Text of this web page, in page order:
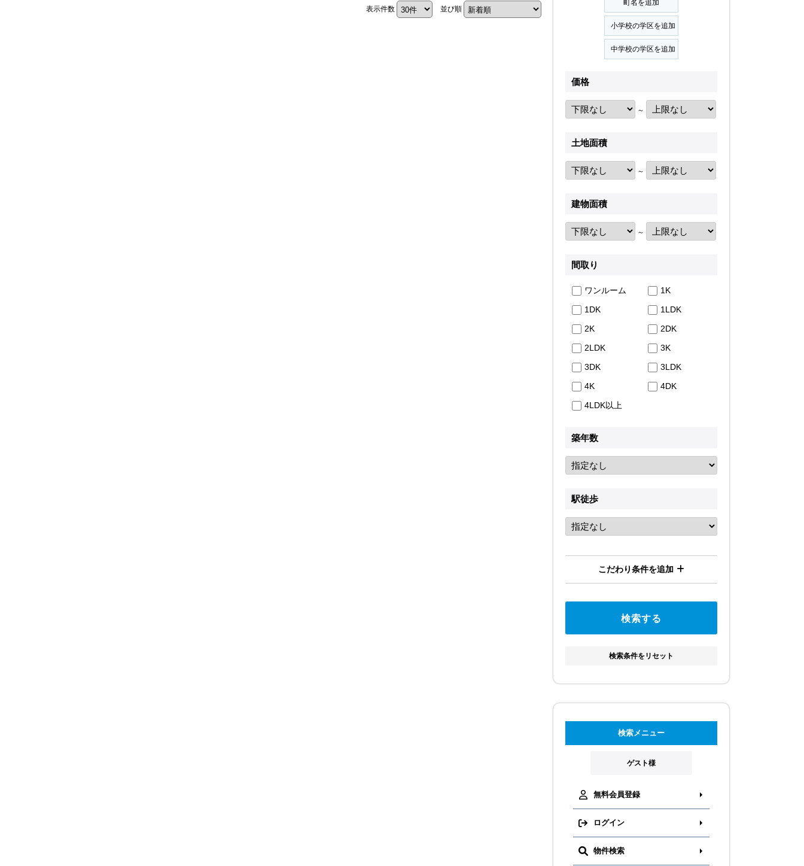
検索履歴
会員規約
表示件数 並び順
価格
～
土地面積
～
建物面積
～
間取り
ワンルーム
1K
1DK
1LDK
2K
2DK
2LDK
3K
3DK
3LDK
4K
4DK
4LDK以上
築年数
駅徒歩
こだわり条件を追加
検索条件をリセット
検索メニュー
ゲスト様
無料会員登録
ログイン
物件検索